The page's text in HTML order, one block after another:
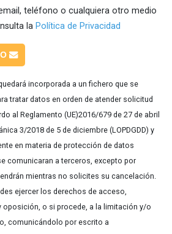
teléfono o cualquiera otro medio
la Política de Privacidad
incorporada a un fichero que se
tratar datos en orden de atender solicitud
al Reglamento (UE)2016/679 de 27 de abril
3/2018 de 5 de diciembre (LOPDGDD) y
en materia de protección de datos
comunicaran a terceros, excepto por
mientras no solicites su cancelación.
ejercer los derechos de acceso,
o si procede, a la limitación y/o
comunicándolo por escrito a